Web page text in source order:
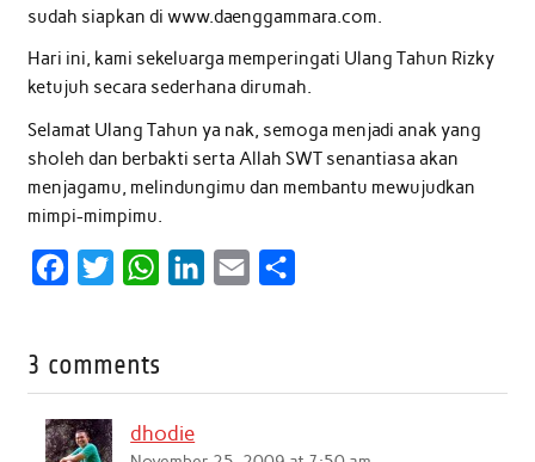
sudah siapkan di www.daenggammara.com.
Hari ini, kami sekeluarga memperingati Ulang Tahun Rizky
ketujuh secara sederhana dirumah.
Selamat Ulang Tahun ya nak, semoga menjadi anak yang
sholeh dan berbakti serta Allah SWT senantiasa akan
menjagamu, melindungimu dan membantu mewujudkan
mimpi-mimpimu.
e
o
t
W
t
A
3 comments
dhodie